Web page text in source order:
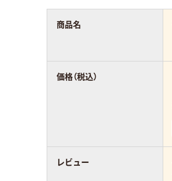
商品名
価格（税込）
レビュー